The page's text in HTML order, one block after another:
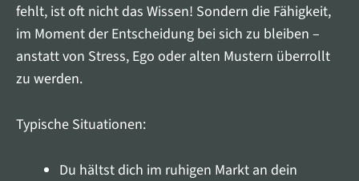
fehlt, ist oft nicht das Wissen! Sondern die Fähigkeit,
im Moment der Entscheidung bei sich zu bleiben –
anstatt von Stress, Ego oder alten Mustern überrollt
zu werden.
Typische Situationen:
Du hältst dich im ruhigen Markt an dein